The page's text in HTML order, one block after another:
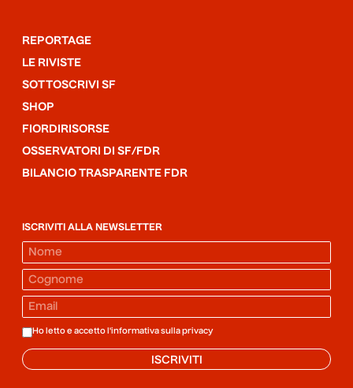
REPORTAGE
LE RIVISTE
SOTTOSCRIVI SF
SHOP
FIORDIRISORSE
OSSERVATORI DI SF/FDR
BILANCIO TRASPARENTE FDR
ISCRIVITI ALLA NEWSLETTER
Ho letto e accetto l'informativa sulla privacy
ISCRIVITI